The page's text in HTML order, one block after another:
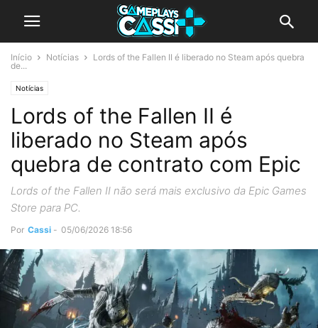
Início Notícias
Lords of the Fallen II é liberado no Steam após quebra
de...
Notícias
Lords of the Fallen II é
liberado no Steam após
quebra de contrato com Epic
Lords of the Fallen II não será mais exclusivo da Epic Games
Store para PC.
Por Cassi - 05/06/2026 18:56